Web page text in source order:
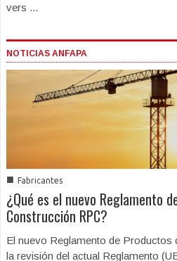
vers ...
NOTICIAS ANFAPA
■ Fabricantes
¿Qué es el nuevo Reglamento
Construcción RPC?
El nuevo Reglamento de
la revisión del actual Reglamento